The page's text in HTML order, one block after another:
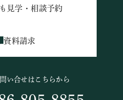
見学・相談予約
資料請求
い合せはこちらから